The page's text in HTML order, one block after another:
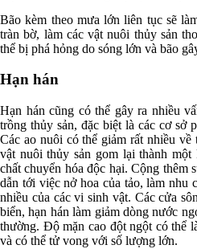
Bão kèm theo mưa lớn liên tục sẽ
tràn bờ, làm các vật nuôi thủy sản
thể bị phá hỏng do sóng lớn và bão
Hạn hán
Hạn hán cũng có thể gây ra nhiều
trồng thủy sản, đặc biệt là các cơ sở
Các ao nuôi có thể giảm rất nhiều
vật nuôi thủy sản gom lại thành
chất chuyển hóa độc hại. Cộng thêm
dẫn tới việc nở hoa của tảo, làm nhu
nhiều của các vi sinh vật. Các cửa
biển, hạn hán làm giảm dòng nước
thường. Độ mặn cao đột ngột có thể
và có thể tử vong với số lượng lớn.